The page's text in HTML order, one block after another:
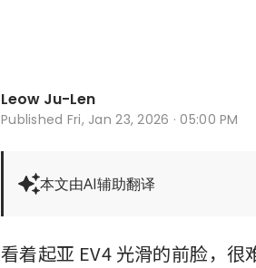
Leow Ju-Len
Published Fri, Jan 23, 2026 · 05:00 PM
本文由AI辅助翻译
看着起亚 EV4 光滑的前脸，